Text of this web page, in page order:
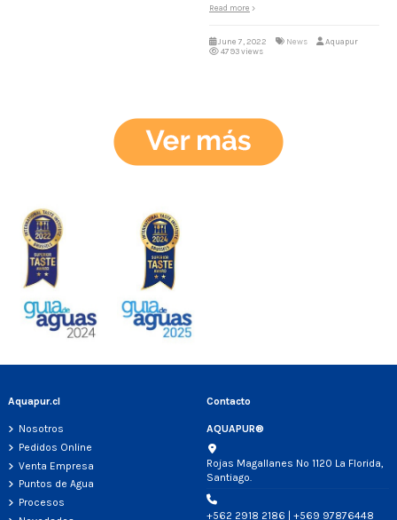
Read more
June 7, 2022 News
Aquapur
4793 views
Aquapur.cl
Nosotros
Pedidos Online
Venta Empresa
Puntos de Agua
Procesos
Contacto
AQUAPUR®
Rojas Magallanes Nº 1120 La Florida,
Santiago.
+562 2918 2186 | +569 97876448